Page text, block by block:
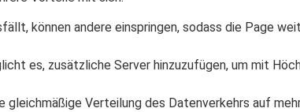
können andere einspringen, sodass die Page
es, zusätzliche Server hinzuzufügen, um mit
gleichmäßige Verteilung des Datenverkehrs auf